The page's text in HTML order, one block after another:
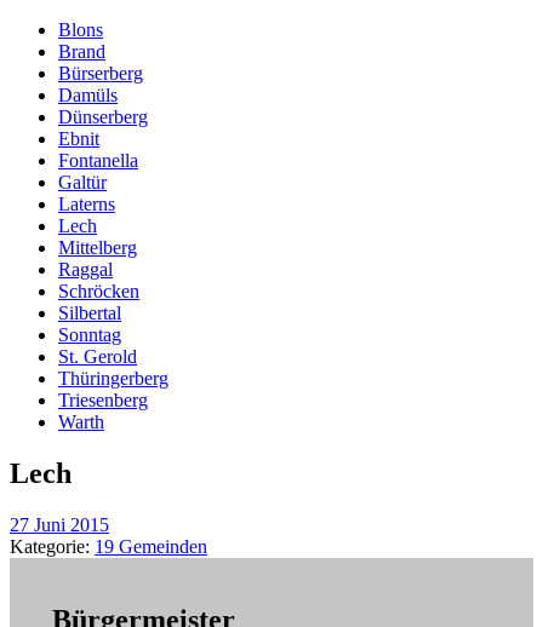
Blons
Brand
Bürserberg
Damüls
Dünserberg
Ebnit
Fontanella
Galtür
Laterns
Lech
Mittelberg
Raggal
Schröcken
Silbertal
Sonntag
St. Gerold
Thüringerberg
Triesenberg
Warth
Lech
27 Juni 2015
Kategorie: 19 Gemeinden
Bürgermeister